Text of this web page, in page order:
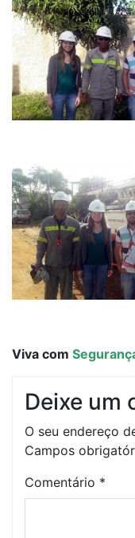
Viva com
Deixe um
O seu endereço
Campos
Comentário *